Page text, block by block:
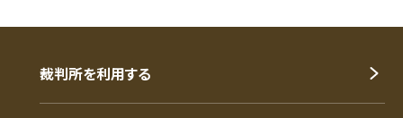
裁判所を利用する